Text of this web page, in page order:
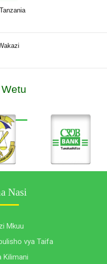
Nasi
Mkuu
vya Taifa
Kilimani